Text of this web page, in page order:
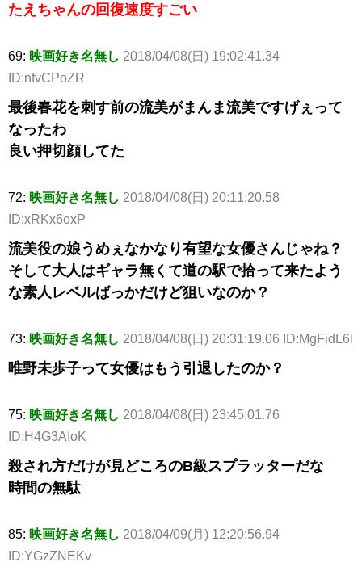
たえちゃんの回復速度すごい
69: 映画好き名無し 2018/04/08(日) 19:02:41.34
ID:nfvCPoZR
最後春花を刺す前の流美がまんま流美ですげぇって
なったわ
良い押切顔してた
72: 映画好き名無し 2018/04/08(日) 20:11:20.58
ID:xRKx6oxP
流美役の娘うめぇなかなり有望な女優さんじゃね？
そして大人はギャラ無くて道の駅で拾って来たよう
な素人レベルばっかだけど狙いなのか？
73: 映画好き名無し 2018/04/08(日) 20:31:19.06 ID:MgFidL6l
唯野未歩子って女優はもう引退したのか？
75: 映画好き名無し 2018/04/08(日) 23:45:01.76
ID:H4G3AIoK
殺され方だけが見どころのB級スプラッターだな
時間の無駄
85: 映画好き名無し 2018/04/09(月) 12:20:56.94
ID:YGzZNEKv